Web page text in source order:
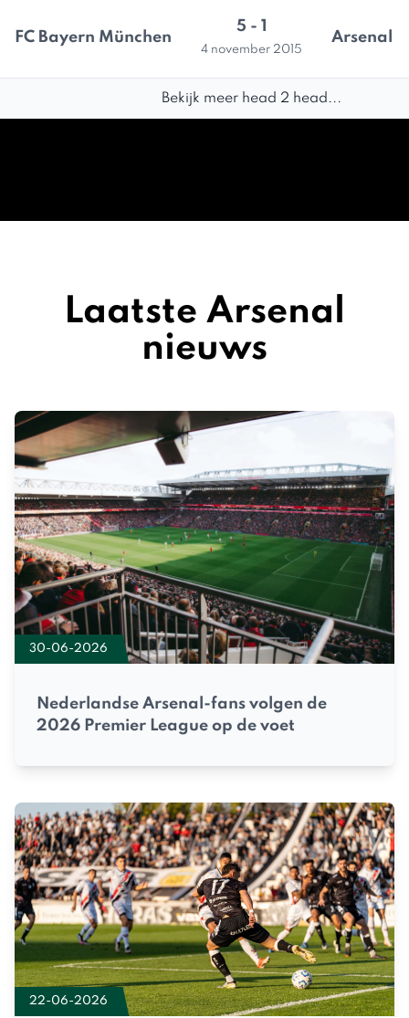
FC Bayern München
5 - 1
4 november 2015
Arsenal
Bekijk meer head 2 head...
Laatste Arsenal
nieuws
30-06-2026
Nederlandse Arsenal-fans volgen de
2026 Premier League op de voet
22-06-2026